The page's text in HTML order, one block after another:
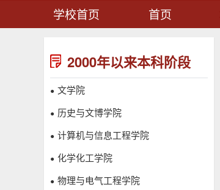
学校首页 首页
2000年以来本科阶段
● 文学院
● 历史与文博学院
● 计算机与信息工程学院
● 化学化工学院
● 物理与电气工程学院